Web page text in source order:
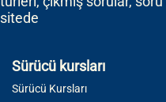
sitede
Sürücü kursları
Sürücü Kursları